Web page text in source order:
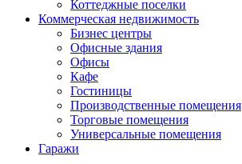
Коттеджные поселки
Коммерческая недвижимость
Бизнес центры
Офисные здания
Офисы
Кафе
Гостиницы
Производственные помещения
Торговые помещения
Универсальные помещения
Гаражи